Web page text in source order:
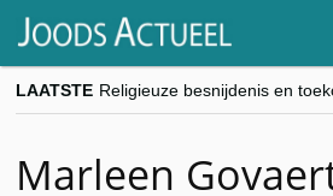
LAATSTE
Marleen